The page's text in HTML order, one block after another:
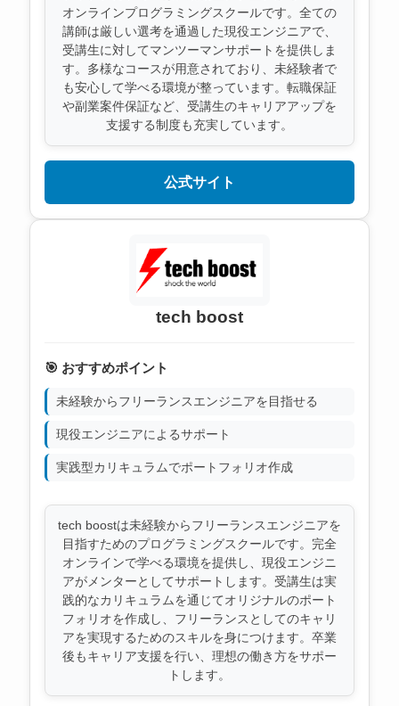
オンラインプログラミングスクールです。全ての
講師は厳しい選考を通過した現役エンジニアで、
受講生に対してマンツーマンサポートを提供しま
す。多様なコースが用意されており、未経験者で
も安心して学べる環境が整っています。転職保証
や副業案件保証など、受講生のキャリアアップを
支援する制度も充実しています。
公式サイト
tech boost
🎯 おすすめポイント
未経験からフリーランスエンジニアを目指せる
現役エンジニアによるサポート
実践型カリキュラムでポートフォリオ作成
tech boostは未経験からフリーランスエンジニアを
目指すためのプログラミングスクールです。完全
オンラインで学べる環境を提供し、現役エンジニ
アがメンターとしてサポートします。受講生は実
践的なカリキュラムを通じてオリジナルのポート
フォリオを作成し、フリーランスとしてのキャリ
アを実現するためのスキルを身につけます。卒業
後もキャリア支援を行い、理想の働き方をサポー
トします。